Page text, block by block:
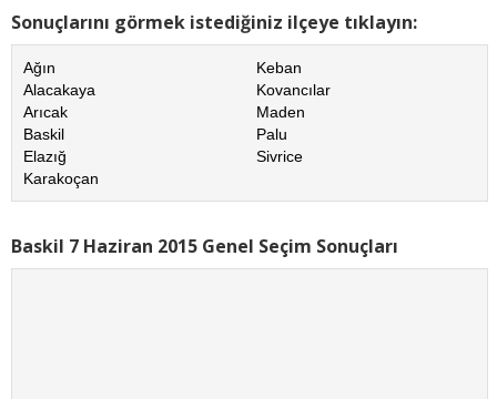
Sonuçlarını görmek istediğiniz ilçeye tıklayın:
Ağın
Alacakaya
Arıcak
Baskil
Elazığ
Karakoçan
Keban
Kovancılar
Maden
Palu
Sivrice
Baskil 7 Haziran 2015 Genel Seçim Sonuçları